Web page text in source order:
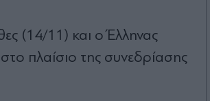
(14/11) και ο Έλληνας
πλαίσιο της συνεδρίασης